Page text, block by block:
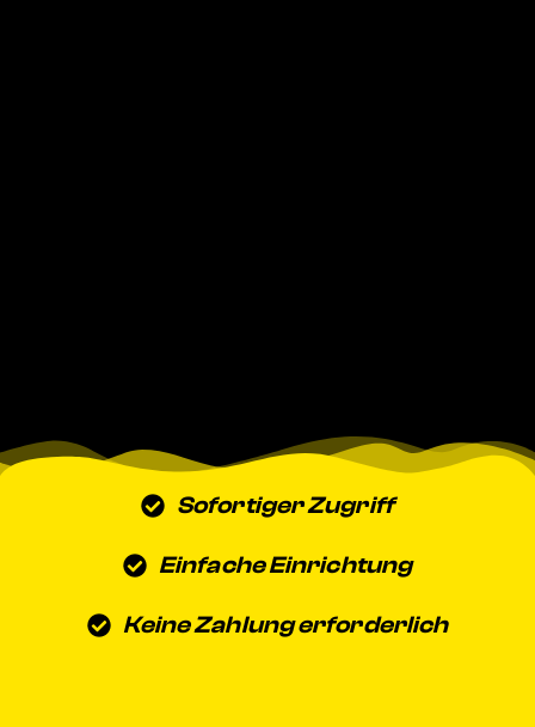
Sofortiger Zugriff
Einfache Einrichtung
Keine Zahlung erforderlich